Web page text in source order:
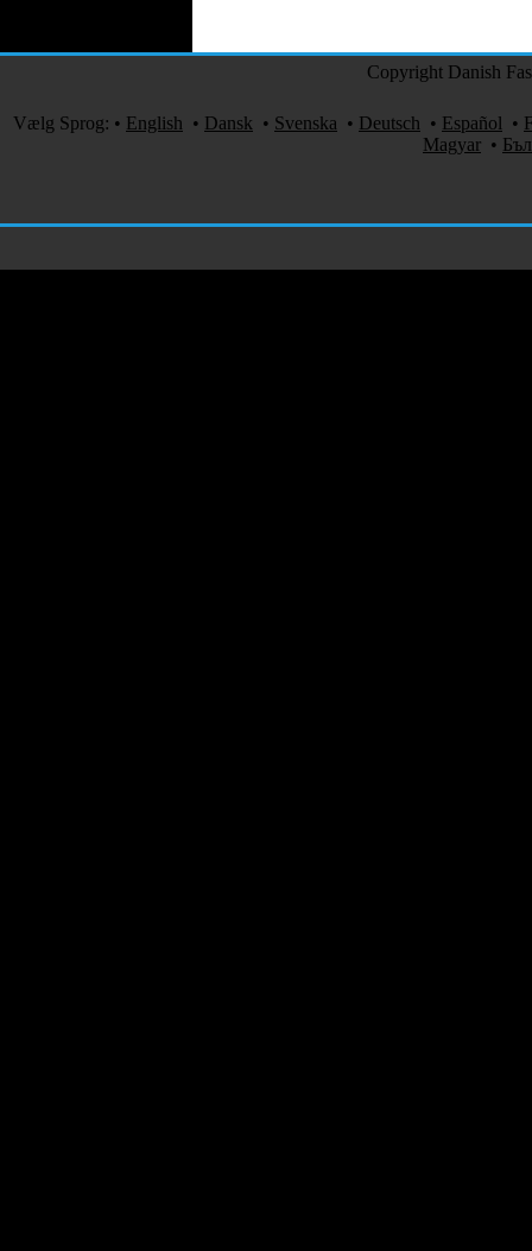
Copyright Danish
Vælg Sprog: • English • Dansk • Svenska • Deutsch • Español •
Magyar •